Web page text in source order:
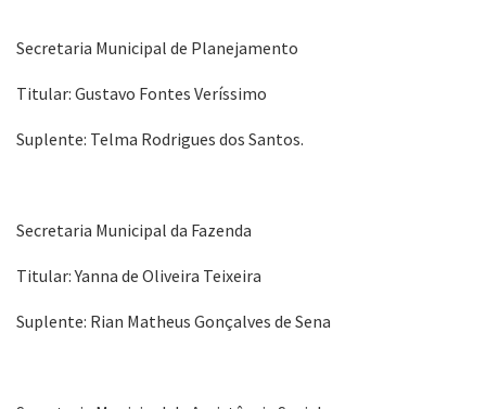
Secretaria Municipal de Planejamento
Titular: Gustavo Fontes Veríssimo
Suplente: Telma Rodrigues dos Santos.
Secretaria Municipal da Fazenda
Titular: Yanna de Oliveira Teixeira
Suplente: Rian Matheus Gonçalves de Sena